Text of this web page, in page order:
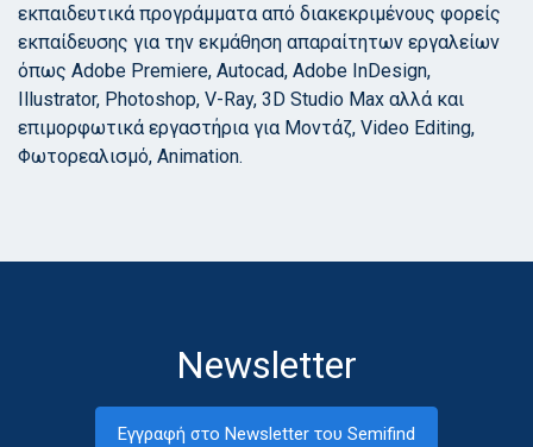
εκπαιδευτικά προγράμματα από διακεκριμένους φορείς
εκπαίδευσης για την εκμάθηση απαραίτητων εργαλείων
όπως Adobe Premiere, Autocad, Adobe InDesign,
Illustrator, Photoshop, V-Ray, 3D Studio Max αλλά και
επιμορφωτικά εργαστήρια για Μοντάζ, Video Editing,
Φωτορεαλισμό, Animation.
Newsletter
Εγγραφή στο Newsletter του Semifind